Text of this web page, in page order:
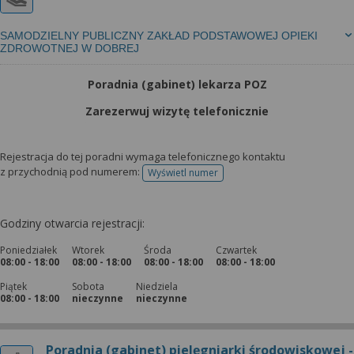
SAMODZIELNY PUBLICZNY ZAKŁAD PODSTAWOWEJ OPIEKI
ZDROWOTNEJ W DOBREJ
Poradnia (gabinet) lekarza POZ
Zarezerwuj wizytę telefonicznie
Rejestracja do tej poradni wymaga telefonicznego kontaktu
z przychodnią pod numerem:
Wyświetl numertelefonu do rejestracji
Godziny otwarcia rejestracji:
Poniedziałek
08:00 - 18:00
Wtorek
08:00 - 18:00
Środa
08:00 - 18:00
Czwartek
08:00 - 18:00
Piątek
08:00 - 18:00
Sobota
nieczynne
Niedziela
nieczynne
Poradnia (gabinet) pielęgniarki środowiskowej -